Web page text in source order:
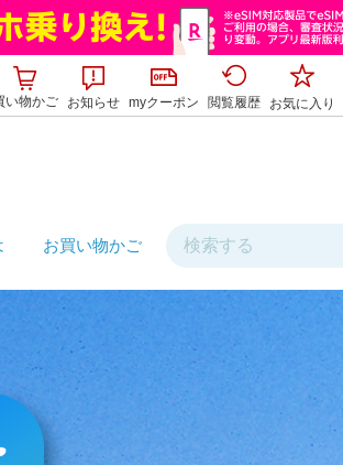
い物かご
お知らせ myクーポン 閲覧履歴 お気に入り
お買い物かご